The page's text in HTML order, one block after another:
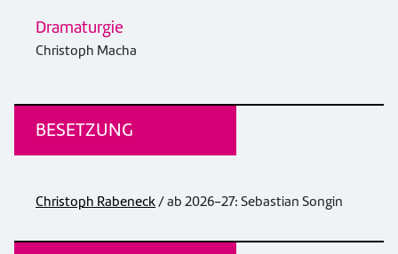
Dramaturgie
Christoph Macha
BESETZUNG
Christoph Rabeneck/ ab 2026-27: Sebastian Songin